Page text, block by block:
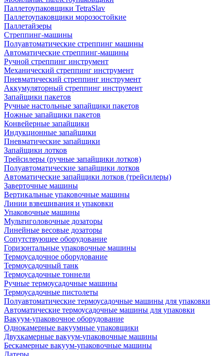
Паллетоупаковщики TetraSlav
Паллетоупаковщики морозостойкие
Паллетайзеры
Стреппинг-машины
Полуавтоматические стреппинг машины
Автоматические стреппинг-машины
Ручной стреппинг инструмент
Механический стреппинг инструмент
Пневматический стреппинг инструмент
Аккумуляторный стреппинг инструмент
Запайщики пакетов
Ручные настольные запайщики пакетов
Ножные запайщики пакетов
Конвейерные запайщики
Индукционные запайщики
Пневматические запайщики
Запайщики лотков
Трейсилеры (ручные запайщики лотков)
Полуавтоматические запайщики лотков
Автоматические запайщики лотков (трейсилеры)
Заверточные машины
Вертикальные упаковочные машины
Линии взвешивания и упаковки
Упаковочные машины
Мультиголовочные дозаторы
Линейные весовые дозаторы
Сопутствующее оборудование
Горизонтальные упаковочные машины
Термоусадочное оборудование
Термоусадочный танк
Термоусадочные тоннели
Ручные термоусадочные машины
Термоусадочные пистолеты
Полуавтоматические термоусадочные машины для упаковки
Автоматические термоусадочные машины для упаковки
Вакуум-упаковочное оборудование
Однокамерные вакуумные упаковщики
Двухкамерные вакуум-упаковочные машины
Бескамерные вакуум-упаковочные машины
Датеры